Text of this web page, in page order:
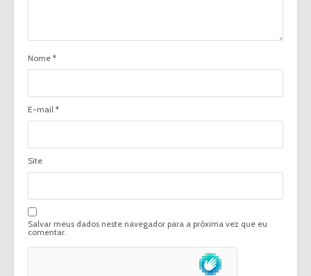
Nome *
E-mail *
Site
Salvar meus dados neste navegador para a próxima vez que eu
comentar.